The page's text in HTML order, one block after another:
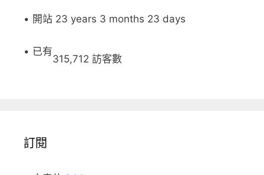
• 開站 23 years 3 months 23 days
• 已有
315,712 訪客數
訂閱